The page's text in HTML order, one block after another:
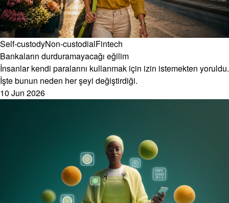
Self-custodyNon-custodialFintech
Bankaların durduramayacağı eğilim
İnsanlar kendi paralarını kullanmak için izin istemekten yoruldu.
İşte bunun neden her şeyi değiştirdiği.
10 Jun 2026